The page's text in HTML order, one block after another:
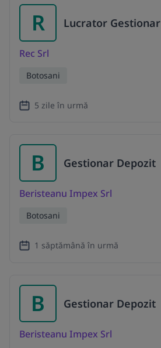
R Lucrator Gestionar
Rec Srl
Botosani
5 zile în urmă
B Gestionar Depozit
Beristeanu Impex Srl
Botosani
1 săptămână în urmă
B Gestionar Depozit
Beristeanu Impex Srl